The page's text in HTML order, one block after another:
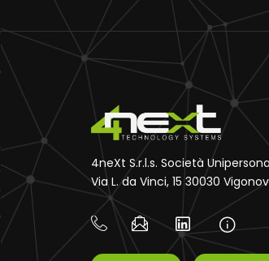
4neXt S.r.l.s. Società
Via L. da Vinci, 15 30030